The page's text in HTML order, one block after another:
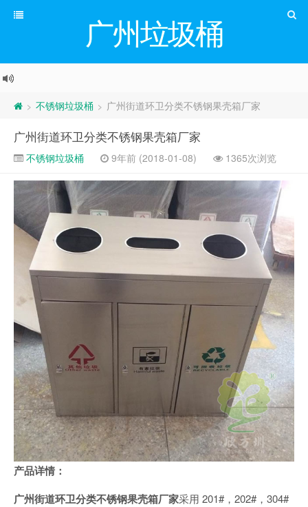
广州垃圾桶
> 不锈钢垃圾桶 > 广州街道环卫分类不锈钢果壳箱厂家
广州街道环卫分类不锈钢果壳箱厂家
不锈钢垃圾桶 9年前 (2018-01-08) 1365次浏览
产品详情：
广州街道环卫分类不锈钢果壳箱厂家采用 201#，202#，304#